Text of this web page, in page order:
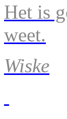
Het is
weet.
Wiske